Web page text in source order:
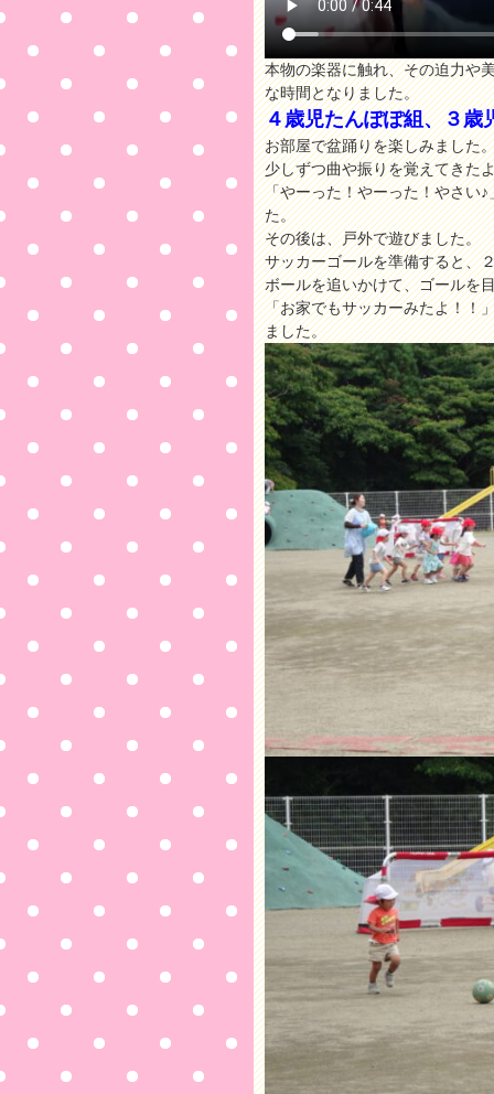
本物の楽器に触れ、その迫力や
な時間となりました。
４歳児たんぽぽ組、３歳
お部屋で盆踊りを楽しみました
少しずつ曲や振りを覚えてきた
「やーった！やーった！やさい
た。
その後は、戸外で遊びました。
サッカーゴールを準備すると、
ボールを追いかけて、ゴールを
「お家でもサッカーみたよ！！
ました。